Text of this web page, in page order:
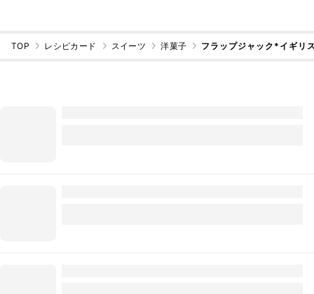
TOP レシピカード スイーツ 洋菓子 フラップジャック*イギリ